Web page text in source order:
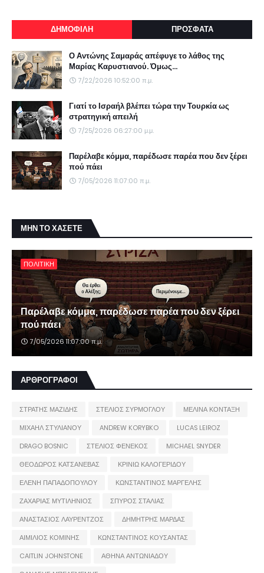
ΔΗΜΟΦΙΛΗ ΠΡΟΣΦΑΤΑ
Ο Αντώνης Σαμαράς απέφυγε το λάθος της
Μαρίας Καρυστιανού. Όμως...
7/22/2026 10:52:00 π.μ.
Γιατί το Ισραήλ βλέπει τώρα την Τουρκία ως
στρατηγική απειλή
7/25/2026 06:27:00 μ.μ.
Παρέλαβε κόμμα, παρέδωσε παρέα που δεν ξέρει
πού πάει
7/05/2026 11:07:00 π.μ.
ΜΗΝ ΤΟ ΧΑΣΕΤΕ
ΠΟΛΙΤΙΚΗ
Παρέλαβε κόμμα, παρέδωσε παρέα που δεν ξέρει
πού πάει
7/05/2026 11:07:00 π.μ.
ΑΡΘΡΟΓΡΑΦΟΙ
ΣΤΡΑΤΗΣ ΜΑΖΙΔΗΣ ΣΤΕΛΙΟΣ ΣΥΡΜΟΓΛΟΥ
ΜΕΛΙΝΑ ΚΟΝΤΑΞΗ
ΜΙΧΑΗΛ ΣΤΥΛΙΑΝΟΥ
ANDREW KORYBKO
LUCAS LEIROZ
DRAGO BOSNIC
ΣΤΕΛΙΟΣ ΦΕΝΕΚΟΣ
MICHAEL SNYDER
ΘΕΟΔΩΡΟΣ ΚΑΤΣΑΝΕΒΑΣ
ΚΡΙΝΙΩ ΚΑΛΟΓΕΡΙΔΟΥ
ΕΛΕΝΗ ΠΑΠΑΔΟΠΟΥΛΟΥ
ΚΩΝΣΤΑΝΤΙΝΟΣ ΜΑΡΓΕΛΗΣ
ΖΑΧΑΡΙΑΣ ΜΥΤΙΛΗΝΙΟΣ
ΣΠΥΡΟΣ ΣΤΑΛΙΑΣ
ΑΝΑΣΤΑΣΙΟΣ ΛΑΥΡΕΝΤΖΟΣ
ΔΗΜΗΤΡΗΣ ΜΑΡΔΑΣ
ΑΙΜΙΛΙΟΣ ΚΟΜΙΝΗΣ
ΚΩΝΣΤΑΝΤΙΝΟΣ ΚΟΥΣΑΝΤΑΣ
CAITLIN JOHNSTONE
ΑΘΗΝΑ ΑΝΤΩΝΙΑΔΟΥ